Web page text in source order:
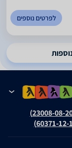
לפרטים נוספים